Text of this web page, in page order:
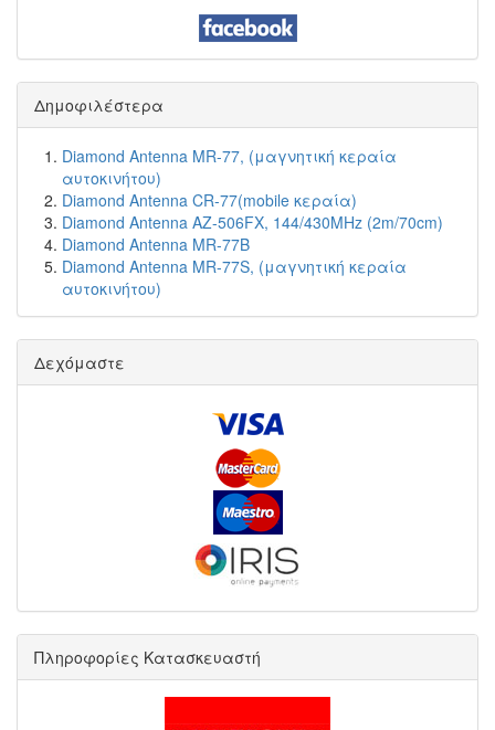
Δημοφιλέστερα
Diamond Antenna MR-77, (μαγνητική κεραία
αυτοκινήτου)
Diamond Antenna CR-77(mobile κεραία)
Diamond Antenna AZ-506FX, 144/430MHz (2m/70cm)
Diamond Antenna MR-77B
Diamond Antenna MR-77S, (μαγνητική κεραία
αυτοκινήτου)
Δεχόμαστε
Πληροφορίες Κατασκευαστή